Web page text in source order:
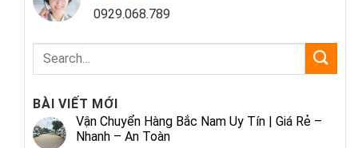
0929.068.789
BÀI VIẾT MỚI
Vận Chuyển Hàng Bắc Nam Uy Tín | Giá Rẻ –
Nhanh – An Toàn